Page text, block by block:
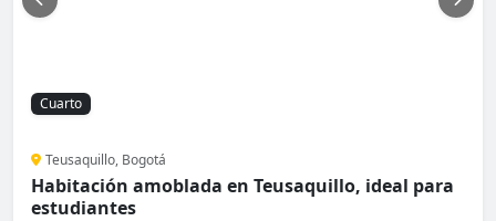
Cuarto
Teusaquillo, Bogotá
Habitación amoblada en Teusaquillo, ideal para
estudiantes